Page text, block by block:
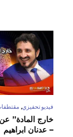
فيديو تحفيزي,
خارج المادة” عن
– عدنان ابراهيم